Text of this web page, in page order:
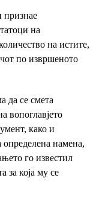
на
на истите,
по извршеното
да се смета
вопоглавјето
како и
определена намена,
го известил
која му се